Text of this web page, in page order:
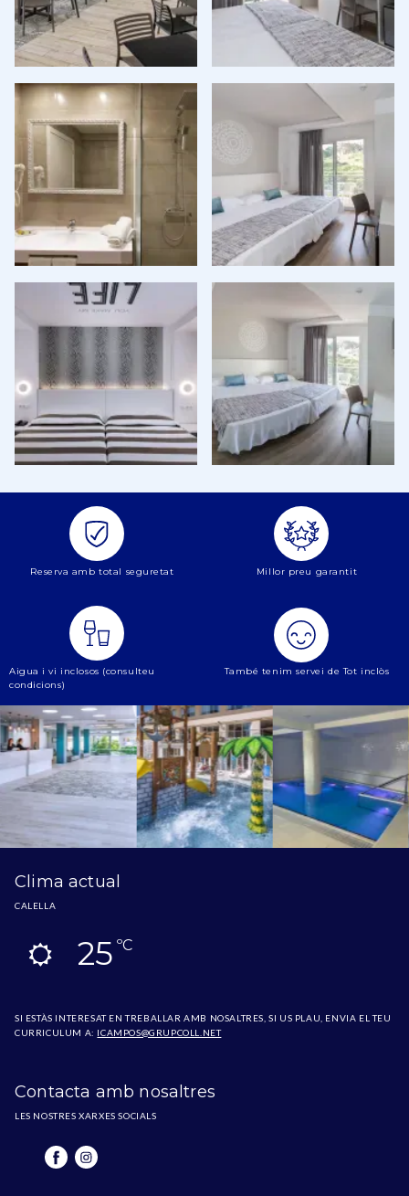
Reserva amb total seguretat Millor preu garantit
Aigua i vi inclosos (consulteu
condicions)
També tenim servei de Tot inclòs
Clima actual
CALELLA
25ºC
SI ESTÀS INTERESAT EN TREBALLAR AMB NOSALTRES, SI US PLAU, ENVIA EL TEU
CURRICULUM A: ICAMPOS@GRUPCOLL.NET
Contacta amb nosaltres
LES NOSTRES XARXES SOCIALS